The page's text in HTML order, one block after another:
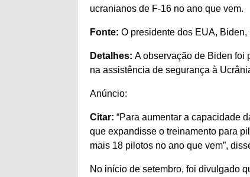
ucranianos de F-16 no ano que vem.
Fonte: O presidente dos EUA,
Detalhes: A observação de Biden foi
na assistência de segurança à
Anúncio:
Citar: “Para aumentar a capacidade
que expandisse o treinamento para
mais 18 pilotos no ano que vem”,
No início de setembro, foi divulgado